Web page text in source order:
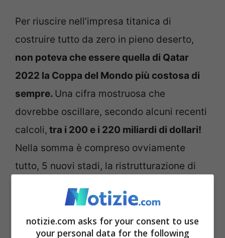
Per riuscire nell’impresa titanica di
costruire tutto da zero in pieno deserto,
non poteva che essere quella di Qatar
2022 la Coppa del Mondo più costosa di
sempre. Una cifra mostruosa che
dovrebbe oscillare, secondo alcuni recenti
calcoli, tra i 200 e i 220 miliardi di dollari!
Nella somma è compreso ovviamente
tutto, 5 nuovi stadi, la ristrutturazione di
della metropolitana, l’aeroporto e una serie
di alberghi tirati su dal nulla. Tutto per
notizie.com asks for your consent to use
your personal data for the following